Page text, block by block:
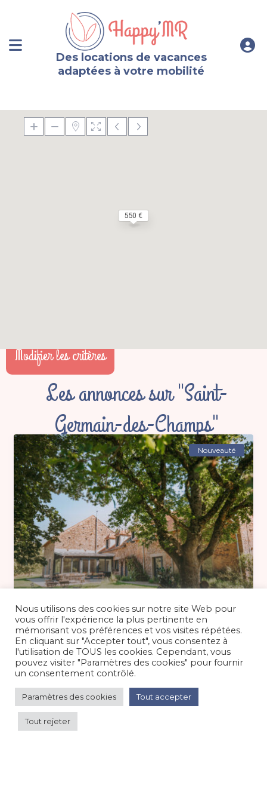
Des locations de vacances
adaptées à votre mobilité
550 €
Modifier les critères
Les annonces sur "Saint-
Germain-des-Champs"
550 €/nuit
Nouveauté
Maison jusqu’à 14 personnes proche
Vézelay en Bourgogne
Maison/villa/chalet/gîte/Campagne
Nous utilisons des cookies sur notre site Web pour
vous offrir l'expérience la plus pertinente en
mémorisant vos préférences et vos visites répétées.
En cliquant sur "Accepter tout", vous consentez à
l'utilisation de TOUS les cookies. Cependant, vous
pouvez visiter "Paramètres des cookies" pour fournir
un consentement contrôlé.
Paramètres des cookies Tout accepter
Tout rejeter